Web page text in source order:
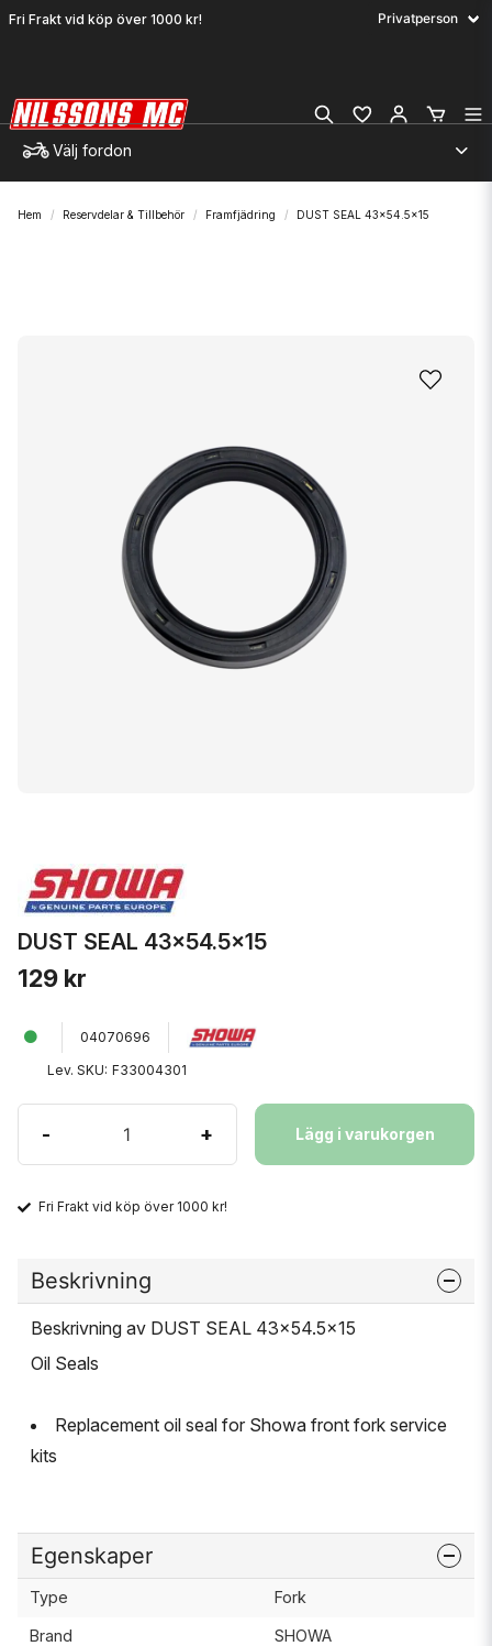
Fri Frakt vid köp över 1000 kr!
Välj fordon
Hem Reservdelar & Tillbehör Framfjädring DUST SEAL 43x54.5x15
DUST SEAL 43x54.5x15
129 kr
04070696
Lev. SKU: F33004301
- + Lägg i varukorgen
Fri Frakt vid köp över 1000 kr!
Beskrivning
Beskrivning av DUST SEAL 43x54.5x15
Oil Seals
Replacement oil seal for Showa front fork service
kits
Egenskaper
Type Fork
Brand SHOWA